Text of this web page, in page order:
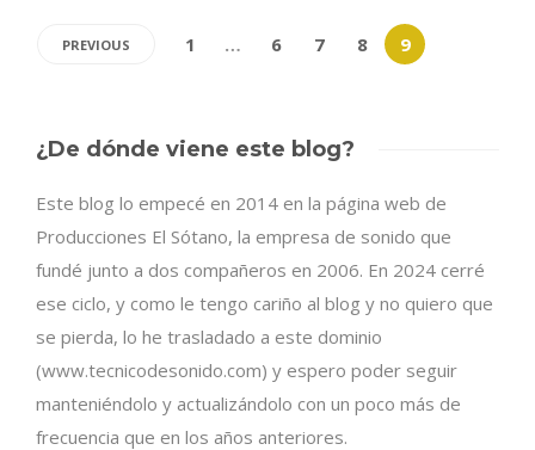
PREVIOUS 1 … 6 7 8 9
¿De dónde viene este blog?
Este blog lo empecé en 2014 en la página web de
Producciones El Sótano, la empresa de sonido que
fundé junto a dos compañeros en 2006. En 2024 cerré
ese ciclo, y como le tengo cariño al blog y no quiero que
se pierda, lo he trasladado a este dominio
(www.tecnicodesonido.com) y espero poder seguir
manteniéndolo y actualizándolo con un poco más de
frecuencia que en los años anteriores.